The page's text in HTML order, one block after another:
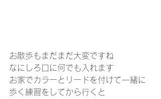
お散歩もまだまだ大変ですね
なにしろ口に何でも入れます
お家でカラーとリードを付けて一緒に
歩く練習をしてから行くと